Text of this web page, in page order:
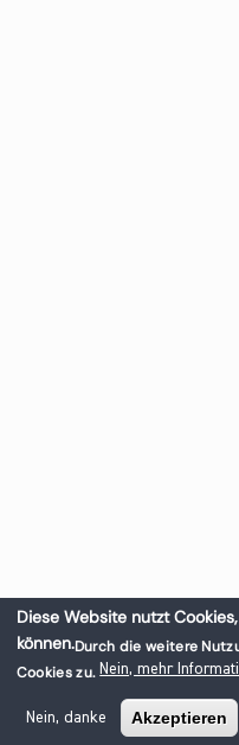
Diese Website nutzt
können.Durch die weitere
Cookies zu. Nein, mehr
Nein, danke Akzeptieren